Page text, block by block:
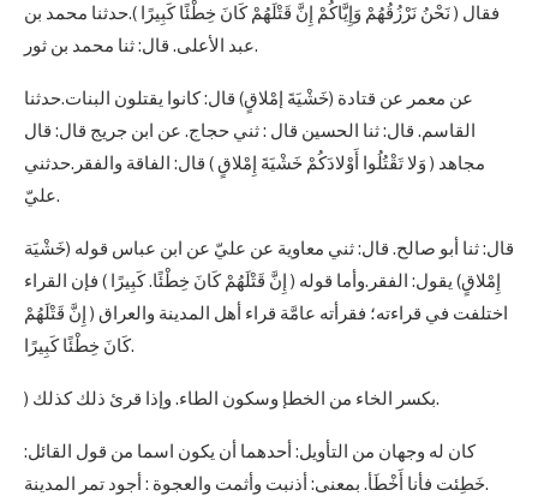
فقال ( نَحْنُ نَرْزُقُهُمْ وَإِيَّاكُمْ إِنَّ قَتْلَهُمْ كَانَ خِطْئًا كَبِيرًا ).حدثنا محمد بن
عبد الأعلى. قال: ثنا محمد بن ثور.
عن معمر عن قتادة (خَشْيَةَ إمْلاقٍ) قال: كانوا يقتلون البنات.حدثنا
القاسم. قال: ثنا الحسين قال : ثني حجاج. عن ابن جريج قال: قال
مجاهد ( وَلا تَقْتُلُوا أَوْلادَكُمْ خَشْيَةَ إِمْلاقٍ ) قال: الفاقة والفقر.حدثني
عليّ.
قال: ثنا أبو صالح. قال: ثني معاوية عن عليّ عن ابن عباس قوله (خَشْيَة
إِمْلاقٍ) يقول: الفقر.وأما قوله ( إِنَّ قَتْلَهُمْ كَانَ خِطْئًا. كَبِيرًا ) فإن القراء
اختلفت في قراءته؛ فقرأته عامَّة قراء أهل المدينة والعراق ( إِنَّ قَتْلَهُمْ
كَانَ خِطْئًا كَبِيرًا.
) بكسر الخاء من الخطإ وسكون الطاء. وإذا قرئ ذلك كذلك.
كان له وجهان من التأويل: أحدهما أن يكون اسما من قول القائل:
خَطِئت فأنا أَخْطَأ. بمعنى: أذنبت وأثمت والعجوة : أجود تمر المدينة.